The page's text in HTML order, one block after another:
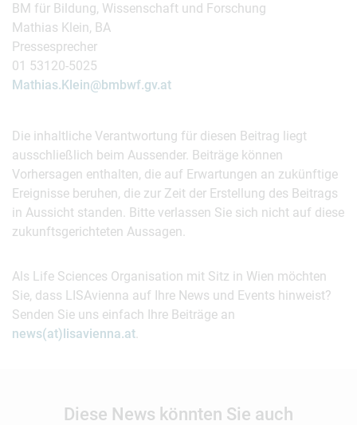
BM für Bildung, Wissenschaft und Forschung
Mathias Klein, BA
Pressesprecher
01 53120-5025
Mathias.Klein@bmbwf.gv.at
Die inhaltliche Verantwortung für diesen Beitrag liegt
ausschließlich beim Aussender. Beiträge können
Vorhersagen enthalten, die auf Erwartungen an zukünftige
Ereignisse beruhen, die zur Zeit der Erstellung des Beitrags
in Aussicht standen. Bitte verlassen Sie sich nicht auf diese
zukunftsgerichteten Aussagen.
Als Life Sciences Organisation mit Sitz in Wien möchten
Sie, dass LISAvienna auf Ihre News und Events hinweist?
Senden Sie uns einfach Ihre Beiträge an
news(at)lisavienna.at.
Diese News könnten Sie auch